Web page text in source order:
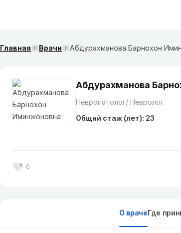
Главная Врачи Абдурахманова Барнохон
Абдурахманова
Невропатолог/ Невролог
Общий стаж (лет): 23
0
О врачеГде